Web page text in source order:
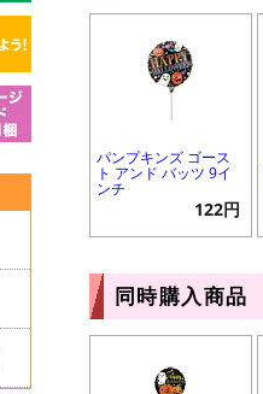
パンプキンズ ゴース
ト アンド バッツ 9イ
ンチ
122円
同時購入商品